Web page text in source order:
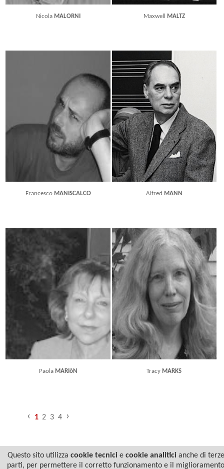
Nicola MALORNI Maxwell MALTZ
Francesco MANISCALCO Alfred MANN
Paola MARIòN Tracy MARKS
‹ 1 2 3 4 ›
Questo sito utilizza cookie tecnicie cookie analiticianche di terze
parti, per permettere il corretto funzionamento e il miglioramento